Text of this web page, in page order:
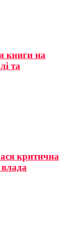
книги на
та
критична
влада